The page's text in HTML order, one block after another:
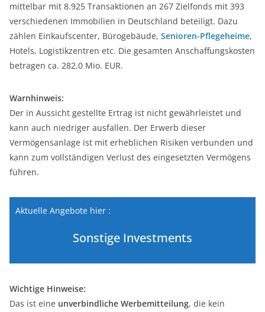
mittelbar mit 8.925 Transaktionen an 267 Zielfonds mit 393
verschiedenen Immobilien in Deutschland beteiligt. Dazu
zählen Einkaufscenter, Bürogebäude, Senioren-Pflegeheime,
Hotels, Logistikzentren etc. Die gesamten Anschaffungskosten
betragen ca. 282,0 Mio. EUR.
Warnhinweis:
Der in Aussicht gestellte Ertrag ist nicht gewährleistet und
kann auch niedriger ­ausfallen. Der Erwerb ­dieser
Vermögensanlage ist mit erheblichen Risiken verbunden und
kann zum vollständigen Verlust des ­eingesetzten Vermögens
führen.
Aktuelle Angebote hier :
Sonstige Investments
Wichtige Hinweise:
Das ist eine unverbindliche Werbemitteilung, die kein